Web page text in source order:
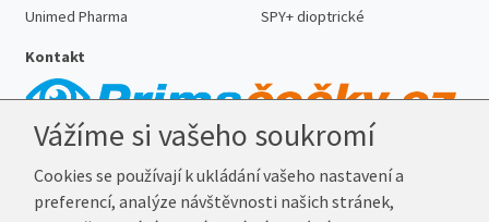
Unimed Pharma
SPY+ dioptrické
Kontakt
E-mail:info@prima-cocky.cz
Reklamační adresa
Vážíme si vašeho soukromí
Cookies se používají k ukládání vašeho nastavení a
preferencí, analýze návštěvnosti našich stránek,